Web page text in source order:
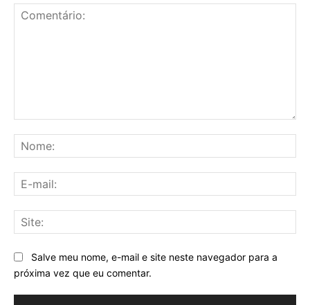
Salve meu nome, e-mail e site neste navegador para a
próxima vez que eu comentar.